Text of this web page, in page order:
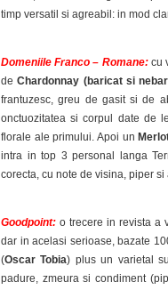
timp versatil si agreabil: in mod
Domeniile Franco – Romane: cu
deChardonnay (baricat si
frantuzesc, greu de gasit si de
onctuozitatea si corpul date de
florale ale primului. Apoi un
intra in top 3 personal langa
corecta, cu note de visina, piper
Goodpoint: o trecere in revista a
dar in acelasi serioase, bazate
(Oscar Tobia) plus un varietal
padure, zmeura si condiment